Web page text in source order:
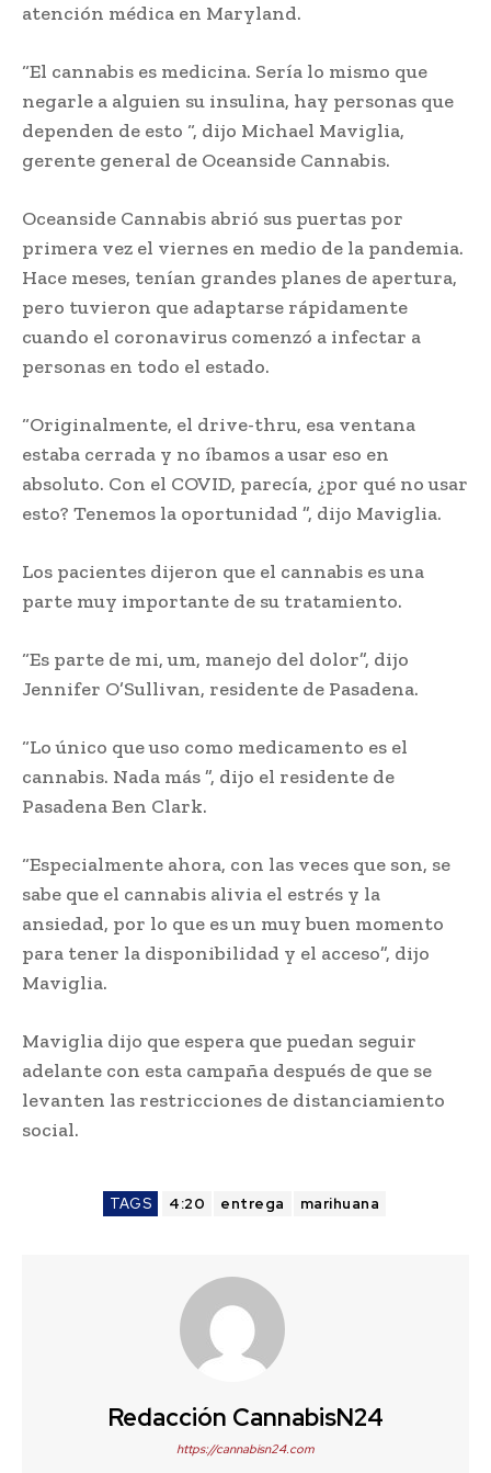
atención médica en Maryland.
“El cannabis es medicina. Sería lo mismo que
negarle a alguien su insulina, hay personas que
dependen de esto “, dijo Michael Maviglia,
gerente general de Oceanside Cannabis.
Oceanside Cannabis abrió sus puertas por
primera vez el viernes en medio de la pandemia.
Hace meses, tenían grandes planes de apertura,
pero tuvieron que adaptarse rápidamente
cuando el coronavirus comenzó a infectar a
personas en todo el estado.
“Originalmente, el drive-thru, esa ventana
estaba cerrada y no íbamos a usar eso en
absoluto. Con el COVID, parecía, ¿por qué no usar
esto? Tenemos la oportunidad ”, dijo Maviglia.
Los pacientes dijeron que el cannabis es una
parte muy importante de su tratamiento.
“Es parte de mi, um, manejo del dolor”, dijo
Jennifer O’Sullivan, residente de Pasadena.
“Lo único que uso como medicamento es el
cannabis. Nada más ”, dijo el residente de
Pasadena Ben Clark.
“Especialmente ahora, con las veces que son, se
sabe que el cannabis alivia el estrés y la
ansiedad, por lo que es un muy buen momento
para tener la disponibilidad y el acceso”, dijo
Maviglia.
Maviglia dijo que espera que puedan seguir
adelante con esta campaña después de que se
levanten las restricciones de distanciamiento
social.
TAGS 4:20 entrega marihuana
Redacción CannabisN24
https://cannabisn24.com